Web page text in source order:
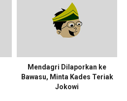
Mendagri Dilaporkan ke
Bawasu, Minta Kades Teriak
Jokowi